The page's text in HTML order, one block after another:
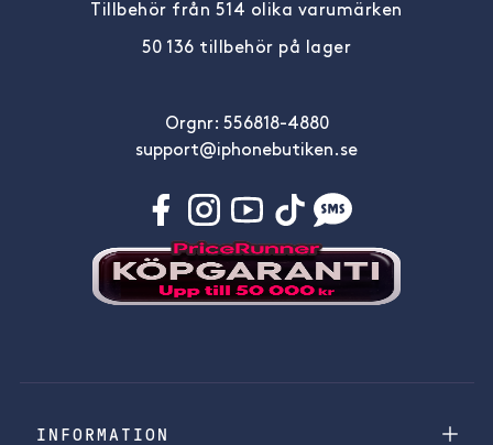
Tillbehör från 514 olika varumärken
50 136 tillbehör på lager
Orgnr: 556818-4880
support@iphonebutiken.se
INFORMATION